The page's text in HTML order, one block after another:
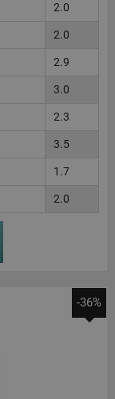
2.0
2.0
2.9
3.0
2.3
3.5
1.7
2.0
-36%